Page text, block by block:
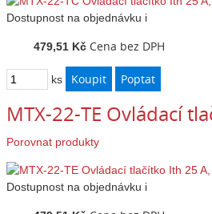
Dostupnost na objednávku i
479,51 Kč Cena bez DPH
ks
MTX-22-TE Ovládací
Porovnat produkty
Dostupnost na objednávku i